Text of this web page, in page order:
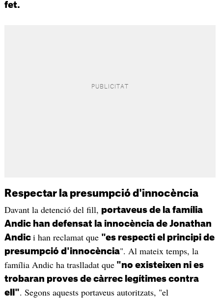
fet.
Respectar la presumpció d'innocència
Davant la detenció del fill, portaveus de la família
Andic han defensat la innocència de Jonathan
Andic i han reclamat que "es respecti el principi de
presumpció d'innocència". Al mateix temps, la
família Andic ha traslladat que"no existeixen ni es
trobaran proves de càrrec legítimes contra
ell". Segons aquests portaveus autoritzats, "el